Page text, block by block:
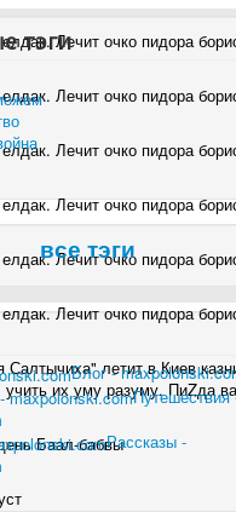
Лечит очко пидора
Лечит очко пидора
Лечит очко пидора
Лечит очко пидора
Лечит очко пидора
Лечит очко пидора
Салтычиха" летит в Киев
учить их уму разуму. ПиZда
Баал-бабвы
тэги
все тэги
Блог -
Путешествия
Рассказы -